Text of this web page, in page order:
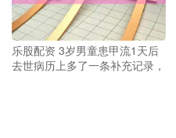
乐股配资 3岁男童患甲流1天后
去世病历上多了一条补充记录，